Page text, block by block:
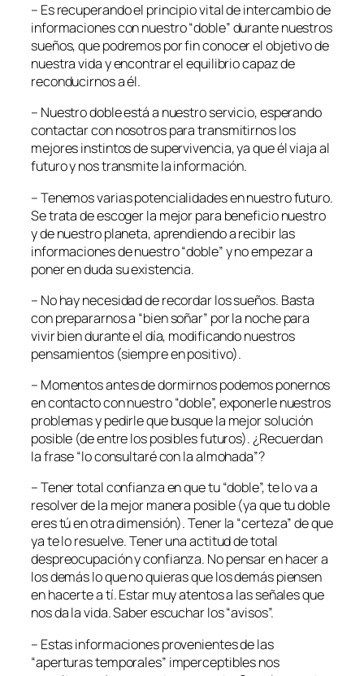
– Es recuperando el principio vital de intercambio de
informaciones con nuestro “doble” durante nuestros
sueños, que podremos por fin conocer el objetivo de
nuestra vida y encontrar el equilibrio capaz de
reconducirnos a él.
– Nuestro doble está a nuestro servicio, esperando
contactar con nosotros para transmitirnos los
mejores instintos de supervivencia, ya que él viaja al
futuro y nos transmite la información.
– Tenemos varias potencialidades en nuestro futuro.
Se trata de escoger la mejor para beneficio nuestro
y de nuestro planeta, aprendiendo a recibir las
informaciones de nuestro “doble” y no empezar a
poner en duda su existencia.
– No hay necesidad de recordar los sueños. Basta
con prepararnos a “bien soñar” por la noche para
vivir bien durante el día, modificando nuestros
pensamientos (siempre en positivo).
– Momentos antes de dormirnos podemos ponernos
en contacto con nuestro “doble”, exponerle nuestros
problemas y pedirle que busque la mejor solución
posible (de entre los posibles futuros). ¿Recuerdan
la frase “lo consultaré con la almohada”?
– Tener total confianza en que tu “doble”, te lo va a
resolver de la mejor manera posible (ya que tu doble
eres tú en otra dimensión). Tener la “certeza” de que
ya te lo resuelve. Tener una actitud de total
despreocupación y confianza. No pensar en hacer a
los demás lo que no quieras que los demás piensen
en hacerte a tí. Estar muy atentos a las señales que
nos da la vida. Saber escuchar los “avisos”.
– Estas informaciones provenientes de las
“aperturas temporales” imperceptibles nos